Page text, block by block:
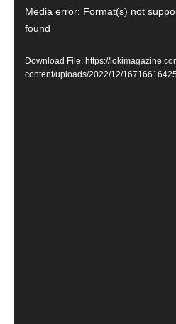
Player
Media error: Format(s) not
found
Download File: https://
content/uploads/2022/12/